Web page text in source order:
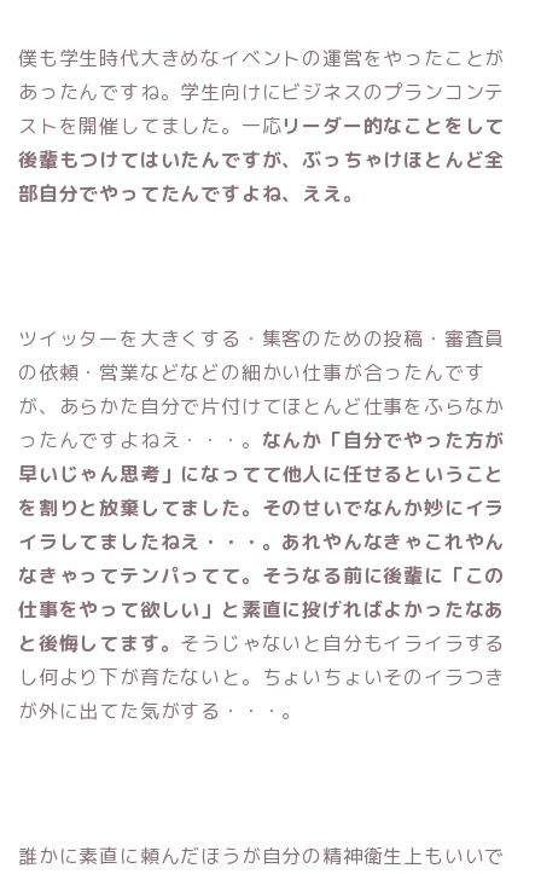
僕も学生時代大きめなイベントの運営をやったことが
あったんですね。学生向けにビジネスのプランコンテ
ストを開催してました。一応リーダー的なことをして
後輩もつけてはいたんですが、ぶっちゃけほとんど全
部自分でやってたんですよね、ええ。
ツイッターを大きくする・集客のための投稿・審査員
の依頼・営業などなどの細かい仕事が合ったんです
が、あらかた自分で片付けてほとんど仕事をふらなか
ったんですよねえ・・・。 なんか「自分でやった方が
早いじゃん思考」になってて他人に任せるということ
を割りと放棄してました。そのせいでなんか妙にイラ
イラしてましたねえ・・・。あれやんなきゃこれやん
なきゃってテンパってて。そうなる前に後輩に「この
仕事をやって欲しい」と素直に投げればよかったなあ
と後悔してます。 そうじゃないと自分もイライラする
し何より下が育たないと。ちょいちょいそのイラつき
が外に出てた気がする・・・。
誰かに素直に頼んだほうが自分の精神衛生上もいいで